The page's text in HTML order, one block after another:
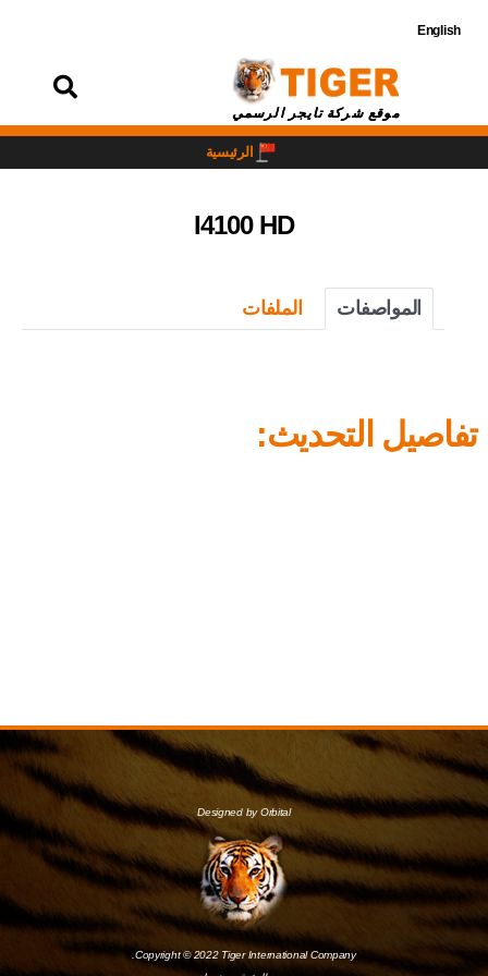
English
موقع شركة تايجر الرسمي
الرئيسية
I4100 HD
المواصفات الملفات
تفاصيل التحديث:
Designed by Orbital
Copyright © 2022 Tiger International Company.